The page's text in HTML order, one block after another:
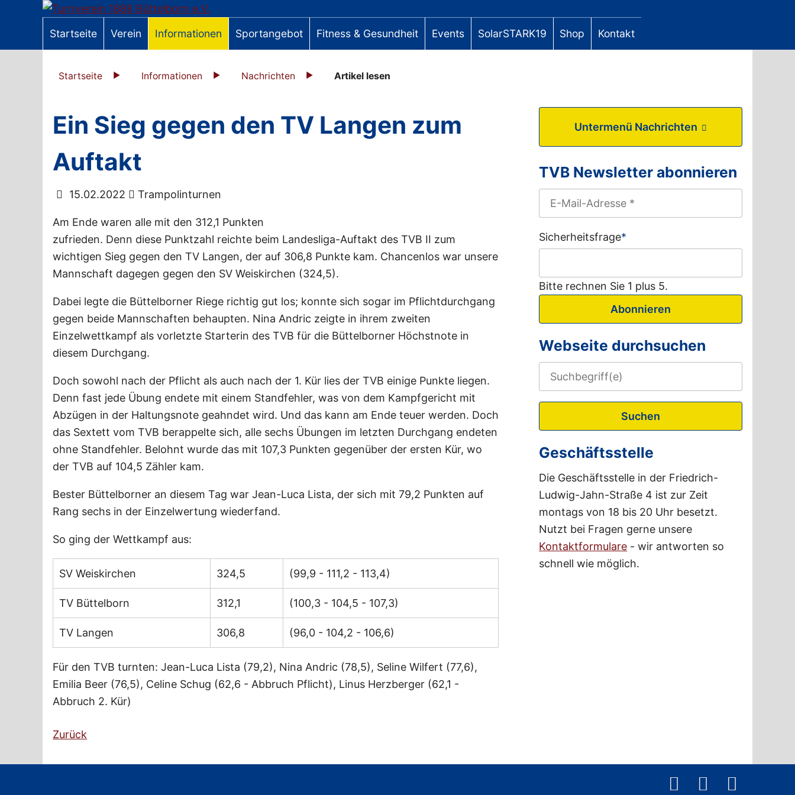
Startseite Verein Informationen Sportangebot Fitness & Gesundheit Events SolarSTARK19 Shop Kontakt
Startseite Informationen Nachrichten Artikel lesen
Ein Sieg gegen den TV Langen zum
Auftakt
15.02.2022 Trampolinturnen
Am Ende waren alle mit den 312,1 Punkten
zufrieden. Denn diese Punktzahl reichte beim Landesliga-Auftakt des TVB II zum
wichtigen Sieg gegen den TV Langen, der auf 306,8 Punkte kam. Chancenlos war unsere
Mannschaft dagegen gegen den SV Weiskirchen (324,5).
Dabei legte die Büttelborner Riege richtig gut los; konnte sich sogar im Pflichtdurchgang
gegen beide Mannschaften behaupten. Nina Andric zeigte in ihrem zweiten
Einzelwettkampf als vorletzte Starterin des TVB für die Büttelborner Höchstnote in
diesem Durchgang.
Doch sowohl nach der Pflicht als auch nach der 1. Kür lies der TVB einige Punkte liegen.
Denn fast jede Übung endete mit einem Standfehler, was von dem Kampfgericht mit
Abzügen in der Haltungsnote geahndet wird. Und das kann am Ende teuer werden. Doch
das Sextett vom TVB berappelte sich, alle sechs Übungen im letzten Durchgang endeten
ohne Standfehler. Belohnt wurde das mit 107,3 Punkten gegenüber der ersten Kür, wo
der TVB auf 104,5 Zähler kam.
Bester Büttelborner an diesem Tag war Jean-Luca Lista, der sich mit 79,2 Punkten auf
Rang sechs in der Einzelwertung wiederfand.
So ging der Wettkampf aus:
SV Weiskirchen 324,5 (99,9 - 111,2 - 113,4)
TV Büttelborn 312,1 (100,3 - 104,5 - 107,3)
TV Langen 306,8 (96,0 - 104,2 - 106,6)
Für den TVB turnten: Jean-Luca Lista (79,2), Nina Andric (78,5), Seline Wilfert (77,6),
Emilia Beer (76,5), Celine Schug (62,6 - Abbruch Pflicht), Linus Herzberger (62,1 -
Abbruch 2. Kür)
Zurück
Untermenü Nachrichten
TVB Newsletter abonnieren
Sicherheitsfrage*
Bitte rechnen Sie 1 plus 5.
Abonnieren
Webseite durchsuchen
Suchen
Geschäftsstelle
Die Geschäftsstelle in der Friedrich-
Ludwig-Jahn-Straße 4 ist zur Zeit
montags von 18 bis 20 Uhr besetzt.
Nutzt bei Fragen gerne unsere
Kontaktformulare - wir antworten so
schnell wie möglich.